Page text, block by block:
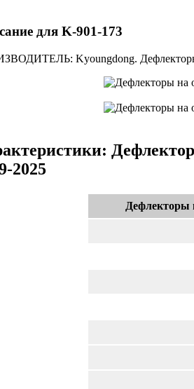
для K-901-173
Kyoungdong. Дефлекторы
2025
Дефлекторы